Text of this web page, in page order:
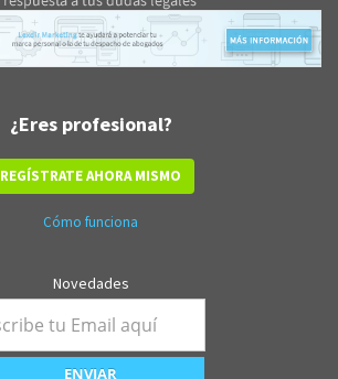
¿Eres profesional?
REGÍSTRATE AHORA MISMO
Cómo funciona
Novedades